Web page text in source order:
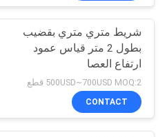
التلسكوبي
46
شريط متري متري بقضيب
بطول 2 متر قياس عمود
ارتفاع العصا
500USD~700USD MOQ:2 قطع
CONTACT